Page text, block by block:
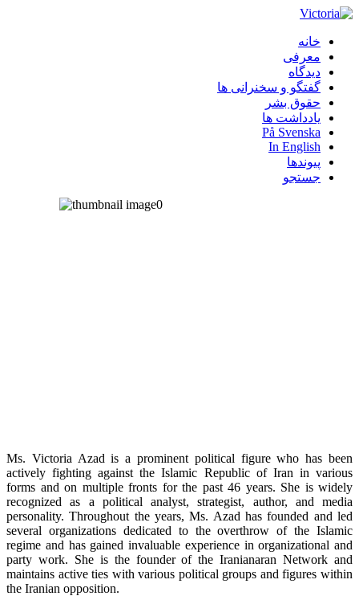
خانه
معرفی
دیدگاه
گفتگو و سخنرانی ها
حقوق بشر
یادداشت ها
På Svenska
In English
پیوندها
جستجو
Ms. Victoria Azad is a prominent political figure who has been
actively fighting against the Islamic Republic of Iran in various
forms and on multiple fronts for the past 46 years. She is widely
recognized as a political analyst, strategist, author, and media
personality. Throughout the years, Ms. Azad has founded and led
several organizations dedicated to the overthrow of the Islamic
regime and has gained invaluable experience in organizational and
party work. She is the founder of the Iranianaran Network and
maintains active ties with various political groups and figures within
the Iranian opposition.